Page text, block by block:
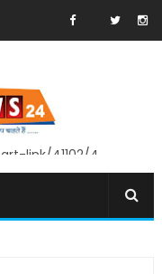
link/41102/4